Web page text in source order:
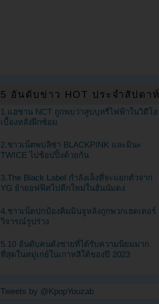
5 อันดับข่าว HOT ประจำสัปดาห์
1.แฮชาน NCT ถูกพบว่าสูบบุหรี่ไฟฟ้าในวิดีโอ
เบื้องหลังฝึกซ้อม
2.ชาวเน็ตพบลิซ่า BLACKPINK และมินะ
TWICE ไปช้อปปิ้งด้วยกัน
3.The Black Label กำลังเล็งที่จะแยกตัวจาก
YG ย้ายอฟฟิศไปตึกใหม่ในฮันนัมดง
4.ชาวเน็ตปกป้องคิมมินจูหลังถูกพวกเฮดเตอร์
วิจารณ์รูปร่าง
5.10 อันดับคนดังชายที่ได้รับความนิยมมาก
ที่สุดในหมู่เกย์ในเกาหลีใต้ของปี 2023
Tweets by @KpopYouzab